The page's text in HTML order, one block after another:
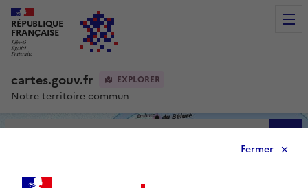
RÉPUBLIQUE
FRANÇAISE
cartes.gouv.fr EXPLORER
Notre territoire commun
Fermer